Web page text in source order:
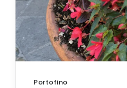
Portofino